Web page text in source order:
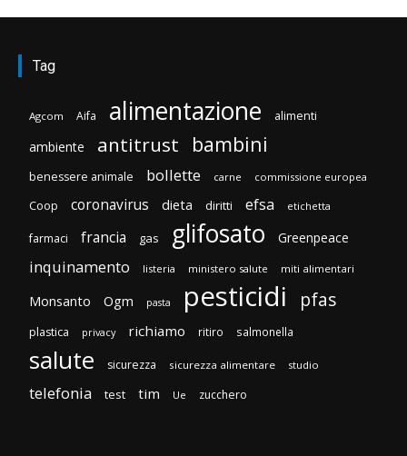
Tag
Agcom Aifa alimentazione alimenti
ambiente antitrust bambini
benessere animale bollette carne commissione europea
Coop coronavirus dieta diritti efsa etichetta
farmaci francia gas glifosato Greenpeace
inquinamento listeria ministero salute miti alimentari
Monsanto Ogm pasta pesticidi pfas
plastica privacy richiamo ritiro salmonella
salute sicurezza sicurezza alimentare studio
telefonia test tim Ue zucchero